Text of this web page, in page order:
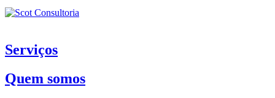
Serviços
Quem somos